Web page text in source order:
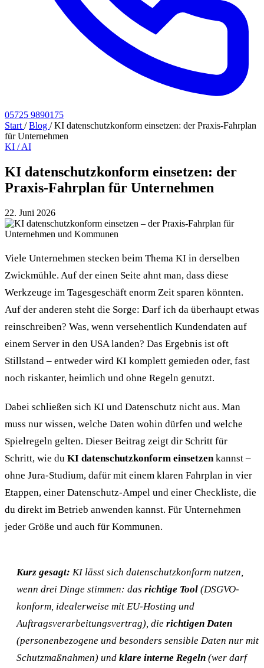
05725 9890175
Start / Blog / KI datenschutzkonform einsetzen: der Praxis-Fahrplan
für Unternehmen
KI / AI
KI datenschutzkonform einsetzen: der
Praxis-Fahrplan für Unternehmen
22. Juni 2026
Viele Unternehmen stecken beim Thema KI in derselben
Zwickmühle. Auf der einen Seite ahnt man, dass diese
Werkzeuge im Tagesgeschäft enorm Zeit sparen könnten.
Auf der anderen steht die Sorge: Darf ich da überhaupt etwas
reinschreiben? Was, wenn versehentlich Kundendaten auf
einem Server in den USA landen? Das Ergebnis ist oft
Stillstand – entweder wird KI komplett gemieden oder, fast
noch riskanter, heimlich und ohne Regeln genutzt.
Dabei schließen sich KI und Datenschutz nicht aus. Man
muss nur wissen, welche Daten wohin dürfen und welche
Spielregeln gelten. Dieser Beitrag zeigt dir Schritt für
Schritt, wie du KI datenschutzkonform einsetzenkannst –
ohne Jura-Studium, dafür mit einem klaren Fahrplan in vier
Etappen, einer Datenschutz-Ampel und einer Checkliste, die
du direkt im Betrieb anwenden kannst. Für Unternehmen
jeder Größe und auch für Kommunen.
Kurz gesagt: KI lässt sich datenschutzkonform nutzen,
wenn drei Dinge stimmen: dasrichtige Tool (DSGVO-
konform, idealerweise mit EU-Hosting und
Auftragsverarbeitungsvertrag), dierichtigen Daten
(personenbezogene und besonders sensible Daten nur mit
Schutzmaßnahmen) undklare interne Regeln (wer darf